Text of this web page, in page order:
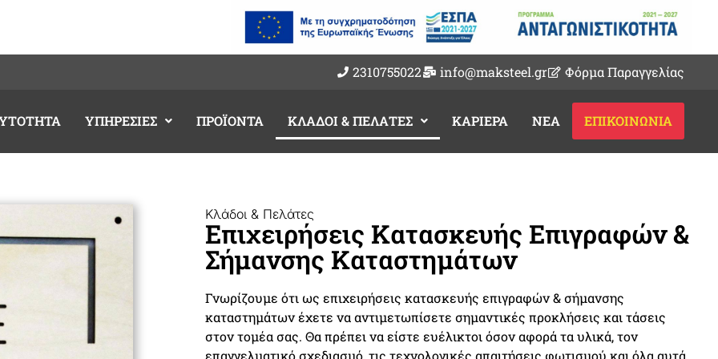
2310755022 info@maksteel.gr Φόρμα Παραγγελίας
ΥΠΗΡΕΣΙΕΣ ΠΡΟΪΟΝΤΑ ΚΛΑΔΟΙ & ΠΕΛΑΤΕΣ ΚΑΡΙΕΡΑ ΝΕΑ ΕΠΙΚΟΙΝΩΝΙΑ
Κλάδοι & Πελάτες
Επιχειρήσεις Κατασκευής Επιγραφών &
Σήμανσης Καταστημάτων
Γνωρίζουμε ότι ως επιχειρήσεις κατασκευής επιγραφών & σήμανσης
καταστημάτων έχετε να αντιμετωπίσετε σημαντικές προκλήσεις και τάσεις
στον τομέα σας. Θα πρέπει να είστε ευέλικτοι όσον αφορά τα υλικά, τον
επαγγελματικό σχεδιασμό, τις τεχνολογικές απαιτήσεις φωτισμού και όλα αυτά